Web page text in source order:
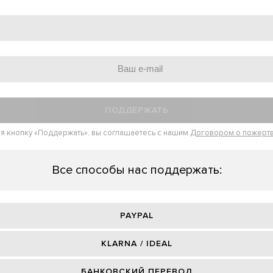
кнопку «Поддержать», вы соглашаетесь с нашим Договором о
Все способы нас поддержать:
PAYPAL
KLARNA / IDEAL